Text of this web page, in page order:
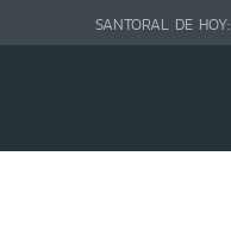
SANTORAL DE HOY: